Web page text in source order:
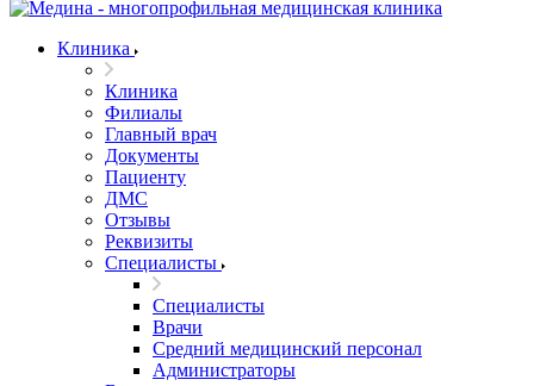
Клиника
Клиника
Филиалы
Главный врач
Документы
Пациенту
ДМС
Отзывы
Реквизиты
Специалисты
Специалисты
Врачи
Средний медицинский персонал
Администраторы